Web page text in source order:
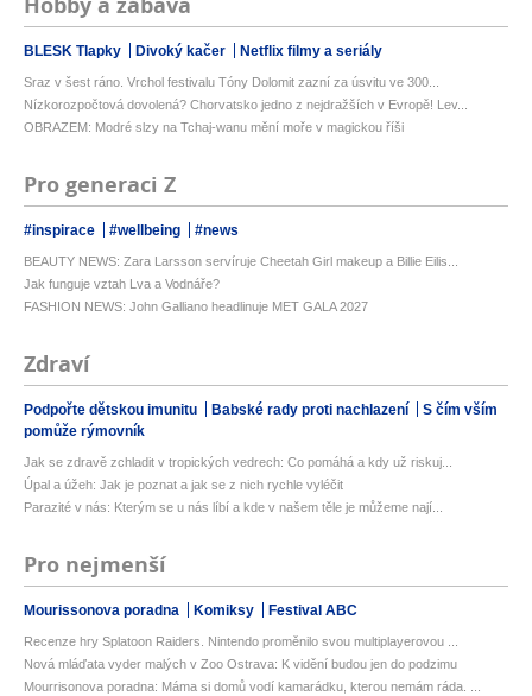
BLESK Tlapky Divoký kačer Netflix filmy a seriály
Sraz v šest ráno. Vrchol festivalu Tóny Dolomit zazní za úsvitu ve 300...
Nízkorozpočtová dovolená? Chorvatsko jedno z nejdražších v Evropě! Lev...
OBRAZEM: Modré slzy na Tchaj-wanu mění moře v magickou říši
Pro generaci Z
#inspirace #wellbeing #news
BEAUTY NEWS: Zara Larsson servíruje Cheetah Girl makeup a Billie Eilis...
Jak funguje vztah Lva a Vodnáře?
FASHION NEWS: John Galliano headlinuje MET GALA 2027
Zdraví
Podpořte dětskou imunitu Babské rady proti nachlazení
S čím vším
pomůže rýmovník
Jak se zdravě zchladit v tropických vedrech: Co pomáhá a kdy už riskuj...
Úpal a úžeh: Jak je poznat a jak se z nich rychle vyléčit
Parazité v nás: Kterým se u nás líbí a kde v našem těle je můžeme nají...
Pro nejmenší
Mourissonova poradna Komiksy Festival ABC
Recenze hry Splatoon Raiders. Nintendo proměnilo svou multiplayerovou ...
Nová mláďata vyder malých v Zoo Ostrava: K vidění budou jen do podzimu
Mourrisonova poradna: Máma si domů vodí kamarádku, kterou nemám ráda. ...